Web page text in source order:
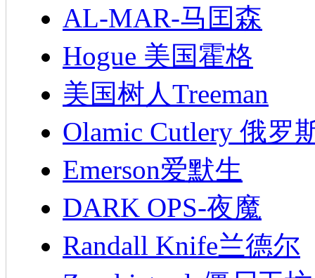
AL-MAR-马囯森
Hogue 美国霍格
美国树人Treeman
Olamic Cutlery 俄罗
Emerson爱默生
DARK OPS-夜魔
Randall Knife兰德尔